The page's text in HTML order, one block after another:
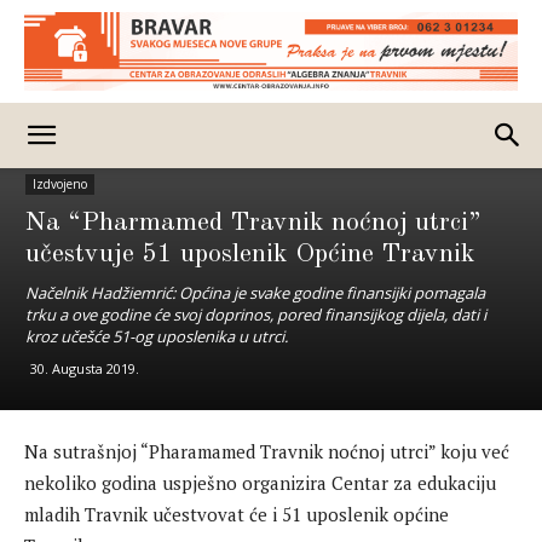
Izdvojeno
Na “Pharmamed Travnik noćnoj utrci”
učestvuje 51 uposlenik Općine Travnik
Načelnik Hadžiemrić: Općina je svake godine finansijki pomagala
trku a ove godine će svoj doprinos, pored finansijkog dijela, dati i
kroz učešće 51-og uposlenika u utrci.
30. Augusta 2019.
Na sutrašnjoj “Pharamamed Travnik noćnoj utrci” koju već
nekoliko godina uspješno organizira Centar za edukaciju
mladih Travnik učestvovat će i 51 uposlenik općine